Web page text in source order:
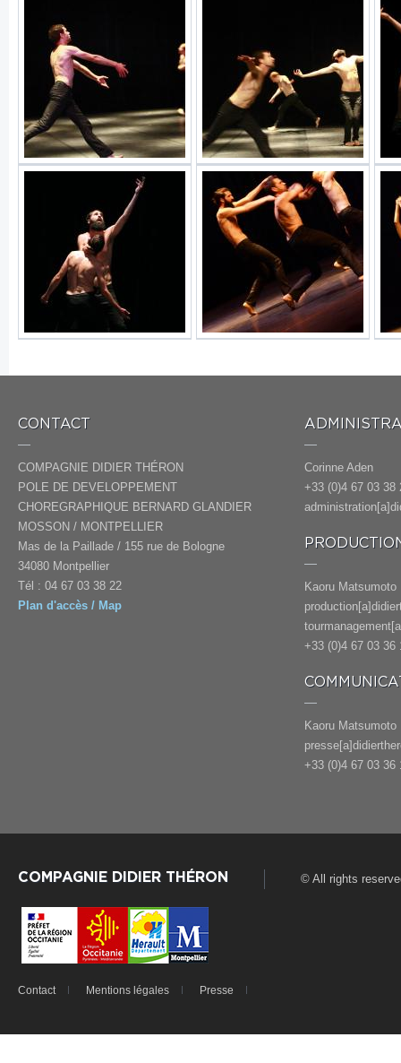
CONTACT
COMPAGNIE DIDIER THÉRON
POLE DE DEVELOPPEMENT
CHOREGRAPHIQUE BERNARD GLANDIER
MOSSON / MONTPELLIER
Mas de la Paillade / 155 rue de Bologne
34080 Montpellier
Tél : 04 67 03 38 22
Plan d'accès / Map
Corinne Aden
+33 (0)4 67 03 38
Kaoru Matsumoto
+33 (0)4 67 03 36
Kaoru Matsumoto
+33 (0)4 67 03 36
COMPAGNIE DIDIER THÉRON © All rights
Contact Mentions légales Presse